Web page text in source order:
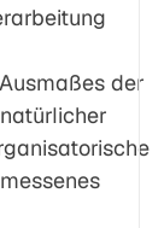
der